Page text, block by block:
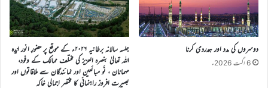
دوسروں کی مدد اور ہمدردی کرنا
6 اگست 2026ء
جلسہ سالانہ برطانیہ ۲۰۲۶ء کے موقع پر حضورِ انور ایّدہ
الله تعالیٰ بنصرہ العزیز کی مختلف ممالک کے وفود،
مہمانان ، نَو مبائعین اور نمائندگان سے ملاقاتوں اور
بصیرت افروز راہنمائی کا مختصر اجمالی خاکہ